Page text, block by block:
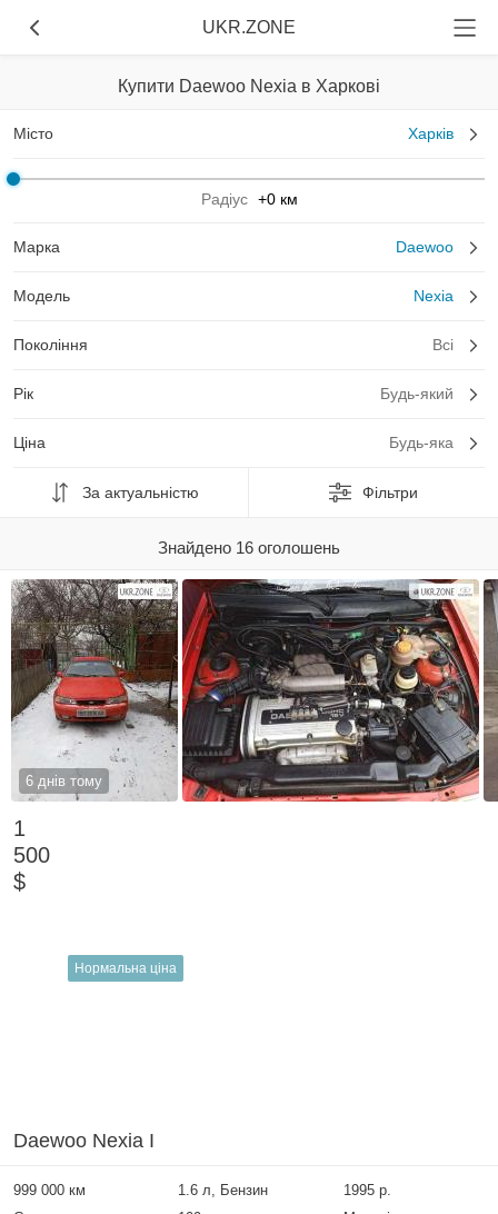
UKR.ZONE
Купити Daewoo Nexia в Харкові
Місто Харків
Радіус +0 км
Марка Daewoo
Модель Nexia
Покоління Всі
Рік Будь-який
Ціна Будь-яка
За актуальністю Фільтри
Знайдено 16 оголошень
6 днів тому
1
500
$
Нормальна ціна
Daewoo Nexia I
999 000 км 1.6 л, Бензин
1995 р.